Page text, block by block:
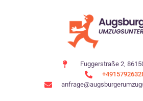
Fuggerstraße 2,